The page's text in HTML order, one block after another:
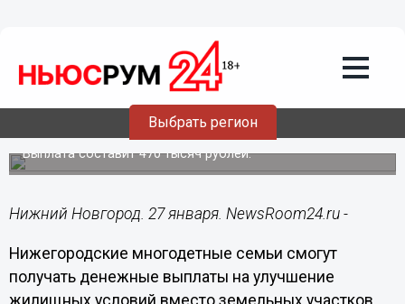
Выбрать регион
Нижегородским многодетным семьям
разрешат получать деньги вместо
Выплата составит 470 тысяч рублей.
Нижний Новгород. 27 января. NewsRoom24.ru -
Нижегородские многодетные семьи смогут
получать денежные выплаты на улучшение
жилищных условий вместо земельных участков